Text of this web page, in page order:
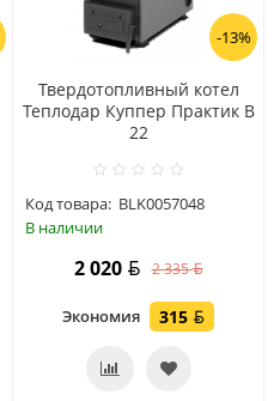
-13%
Твердотопливный котел
Теплодар Куппер Практик В
22
Код товара: BLK0057048
В наличии
2 020 2 335
Экономия 315